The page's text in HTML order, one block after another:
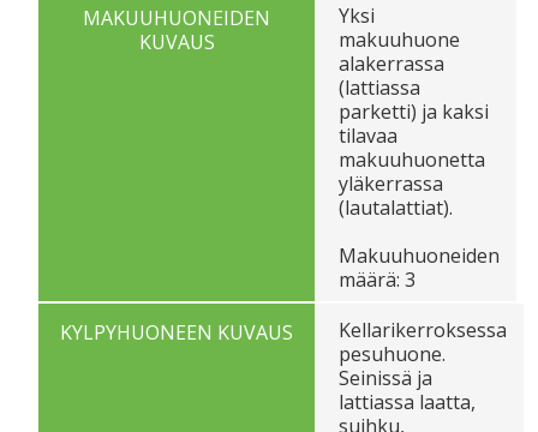
MAKUUHUONEIDEN
KUVAUS
Yksi
makuuhuone
alakerrassa
(lattiassa
parketti) ja kaksi
tilavaa
makuuhuonetta
yläkerrassa
(lautalattiat).
Makuuhuoneiden
määrä: 3
KYLPYHUONEEN KUVAUS
Kellarikerroksessa
pesuhuone.
Seinissä ja
lattiassa laatta,
suihku,